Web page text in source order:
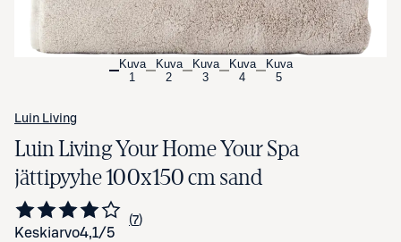
Kuva
1
Kuva
2
Kuva
3
Kuva
4
Kuva
5
Luin Living
Luin Living Your Home Your Spa
jättipyyhe 100x150 cm sand
Keskiarvo4,1/5 Siirry arvioihin
7
kappaletta